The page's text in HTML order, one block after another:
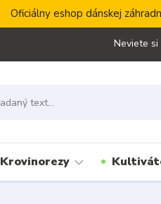
Oficiálny eshop dánskej
Neviete si
Krovinorezy